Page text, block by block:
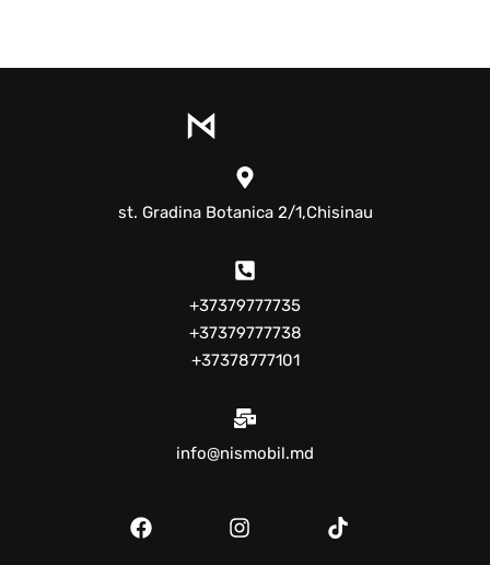
st. Gradina Botanica 2/1,Chisinau
+37379777735
+37379777738
+37378777101
info@nismobil.md